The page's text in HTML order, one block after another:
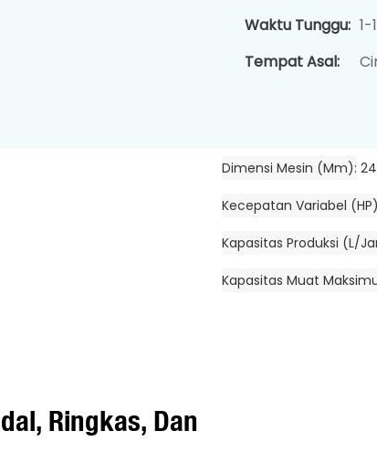
Waktu Tunggu:
Tempat Asal:
Dimensi Mesin (mm)
Kecepatan Variabel (HP)
Kapasitas Produksi (L/
Kapasitas Muat
Ringkas, Dan